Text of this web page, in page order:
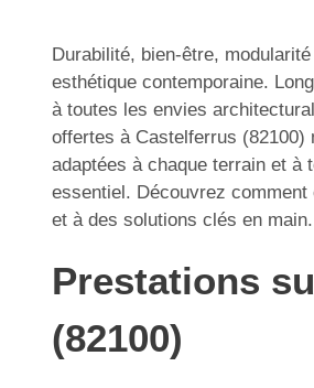
Durabilité, bien-être,
esthétique contemporaine.
à toutes les envies
offertes à Castelferrus (82100)
adaptées à chaque terrain et à
essentiel. Découvrez
et à des solutions clés en main.
Prestations
(82100)